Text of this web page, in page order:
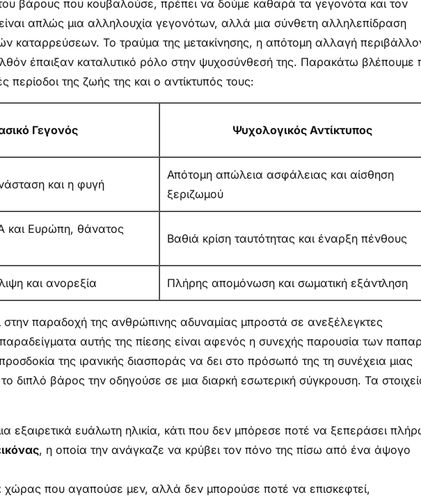
βάρους που κουβαλούσε, πρέπει να δούμε καθαρά τα γεγονότα και τον
απλώς μια αλληλουχία γεγονότων, αλλά μια σύνθετη αλληλεπίδραση
καταρρεύσεων. Το τραύμα της μετακίνησης, η απότομη αλλαγή
έπαιξαν καταλυτικό ρόλο στην ψυχοσύνθεσή της. Παρακάτω βλέπουμε
της ζωής της και ο αντίκτυπός τους:
Γεγονός Ψυχολογικός Αντίκτυπος
και η φυγή
Απότομη απώλεια ασφάλειας και αίσθηση
ξεριζωμού
και Ευρώπη, θάνατος
Βαθιά κρίση ταυτότητας και έναρξη πένθους
και ανορεξία Πλήρης απομόνωση και σωματική εξάντληση
στην παραδοχή της ανθρώπινης αδυναμίας μπροστά σε ανεξέλεγκτες
αυτής της πίεσης είναι αφενός η συνεχής παρουσία των
της ιρανικής διασποράς να δει στο πρόσωπό της τη συνέχεια μιας
διπλό βάρος την οδηγούσε σε μια διαρκή εσωτερική σύγκρουση. Τα
εξαιρετικά ευάλωτη ηλικία, κάτι που δεν μπόρεσε ποτέ να ξεπεράσει
, η οποία την ανάγκαζε να κρύβει τον πόνο της πίσω από ένα άψογο
χώρας που αγαπούσε μεν, αλλά δεν μπορούσε ποτέ να επισκεφτεί,